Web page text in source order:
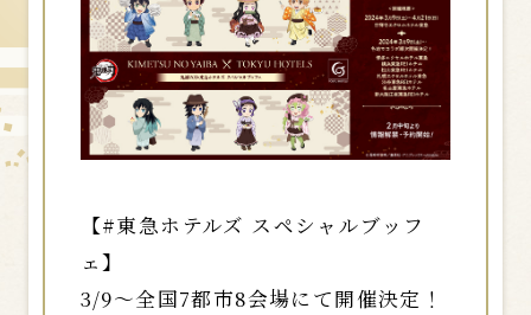
【#東急ホテルズ スペシャルブッフ
ェ】
3/9～全国7都市8会場にて開催決定！